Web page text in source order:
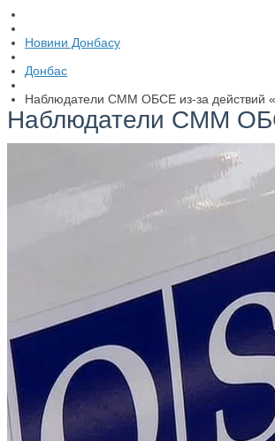
Новини Донбасу
Донбас
Наблюдатели СММ ОБСЕ из-за действий
Наблюдатели СММ